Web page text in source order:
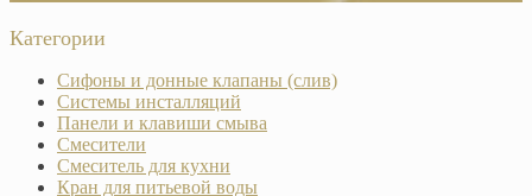
Категории
Сифоны и донные клапаны (слив)
Системы инсталляций
Панели и клавиши смыва
Смесители
Смеситель для кухни
Кран для питьевой воды